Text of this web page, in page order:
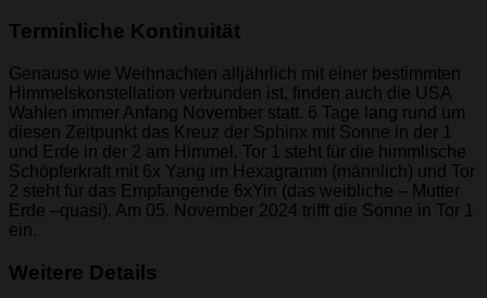
Terminliche Kontinuität
Genauso wie Weihnachten alljährlich mit einer bestimmten
Himmelskonstellation verbunden ist, finden auch die USA
Wahlen immer Anfang November statt. 6 Tage lang rund um
diesen Zeitpunkt das Kreuz der Sphinx mit Sonne in der 1
und Erde in der 2 am Himmel. Tor 1 steht für die himmlische
Schöpferkraft mit 6x Yang im Hexagramm (männlich) und Tor
2 steht für das Empfangende 6xYin (das weibliche – Mutter
Erde –quasi). Am 05. November 2024 trifft die Sonne in Tor 1
ein.
Weitere Details